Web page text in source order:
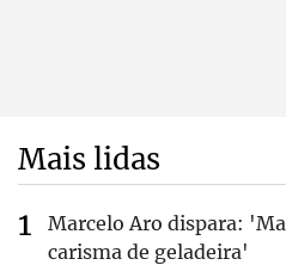
Mais lidas
Marcelo Aro dispara:
carisma de geladeira'